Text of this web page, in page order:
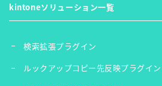
kintoneソリューション一覧
検索拡張プラグイン
ルックアップコピー先反映プラグイン